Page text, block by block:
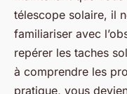
télescope solaire, il
familiariser avec
repérer les taches
à comprendre les
pratique, vous